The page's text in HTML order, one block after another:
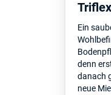
Ein
denn
danach
neue